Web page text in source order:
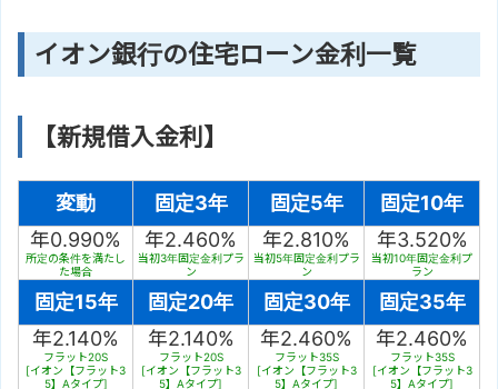
イオン銀行の住宅ローン金利一覧
【新規借入金利】
変動 固定3年 固定5年
固定10年
年0.990%
所定の条件を満たし
た場合
年2.460%
当初3年固定金利プラ
ン
年2.810%
当初5年固定金利プラ
ン
年3.520%
当初10年固定金利プ
ラン
固定15年 固定20年 固定30年
固定35年
年2.140%
フラット20S
[イオン【フラット3
5】Aタイプ]
年2.140%
フラット20S
[イオン【フラット3
5】Aタイプ]
年2.460%
フラット35S
[イオン【フラット3
5】Aタイプ]
年2.460%
フラット35S
[イオン【フラット3
5】Aタイプ]